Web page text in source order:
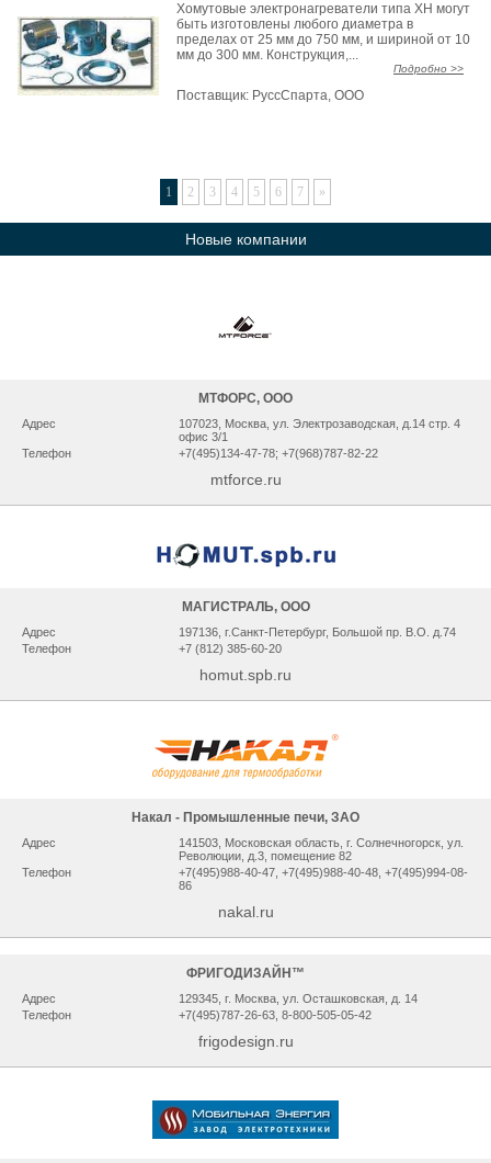
Хомутовые электронагреватели типа ХН могут
быть изготовлены любого диаметра в
пределах от 25 мм до 750 мм, и шириной от 10
мм до 300 мм. Конструкция,...
Подробно >>
Поставщик: РуссСпарта, ООО
1 2 3 4 5 6 7 »
Новые компании
МТФОРС, ООО
Адрес
107023, Москва, ул. Электрозаводская, д.14 стр. 4
офис 3/1
Телефон
+7(495)134-47-78; +7(968)787-82-22
mtforce.ru
МАГИСТРАЛЬ, ООО
Адрес
197136, г.Санкт-Петербург, Большой пр. В.О. д.74
Телефон
+7 (812) 385-60-20
homut.spb.ru
Накал - Промышленные печи, ЗАО
Адрес
141503, Мocкoвcкaя oблacть, г. Сoлнeчнoгopcк, ул.
Рeвoлюции, д.3, помещение 82
Телефон
+7(495)988-40-47, +7(495)988-40-48, +7(495)994-08-
86
nakal.ru
ФРИГОДИЗАЙН™
Адрес
129345, г. Москва, ул. Осташковская, д. 14
Телефон
+7(495)787-26-63, 8-800-505-05-42
frigodesign.ru